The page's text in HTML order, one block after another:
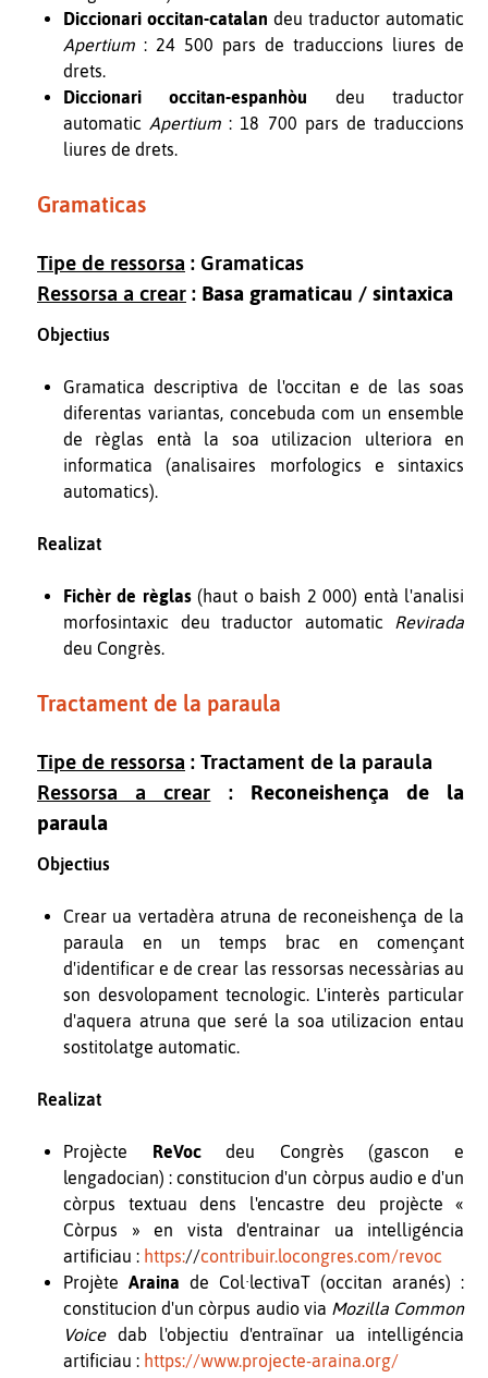
Diccionari occitan-catalan deu traductor automatic
Apertium : 24 500 pars de traduccions liures de
drets.
Diccionari occitan-espanhòu deu traductor
automatic Apertium: 18 700 pars de traduccions
liures de drets.
Gramaticas
Tipe de ressorsa : Gramaticas
Ressorsa a crear : Basa gramaticau / sintaxica
Objectius
Gramatica descriptiva de l'occitan e de las soas
diferentas variantas, concebuda com un ensemble
de règlas entà la soa utilizacion ulteriora en
informatica (analisaires morfologics e sintaxics
automatics).
Realizat
Fichèr de règlas(haut o baish 2 000) entà l'analisi
morfosintaxic deu traductor automatic
Revirada
deu Congrès.
Tractament de la paraula
Tipe de ressorsa : Tractament de la paraula
Ressorsa a crear : Reconeishença de la
paraula
Objectius
Crear ua vertadèra atruna de reconeishença de la
paraula en un temps brac en començant
d'identificar e de crear las ressorsas necessàrias au
son desvolopament tecnologic. L'interès particular
d'aquera atruna que seré la soa utilizacion entau
sostitolatge automatic.
Realizat
Projècte ReVocdeu Congrès (gascon e
lengadocian) : constitucion d'un còrpus audio e d'un
còrpus textuau dens l'encastre deu projècte «
Còrpus » en vista d'entrainar ua intelligéncia
artificiau : https://contribuir.locongres.com/revoc
Projète Araina de Col·lectivaT (occitan aranés) :
constitucion d'un còrpus audio via Mozilla Common
Voicedab l'objectiu d'entraïnar ua intelligéncia
artificiau : https://www.projecte-araina.org/